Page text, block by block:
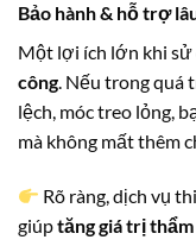
Bảo hành & hỗ trợ
Một lợi ích lớn khi sử
công. Nếu trong quá
lệch, móc treo lỏng,
mà không mất thêm
Rõ ràng, dịch vụ
giúptăng giá trị